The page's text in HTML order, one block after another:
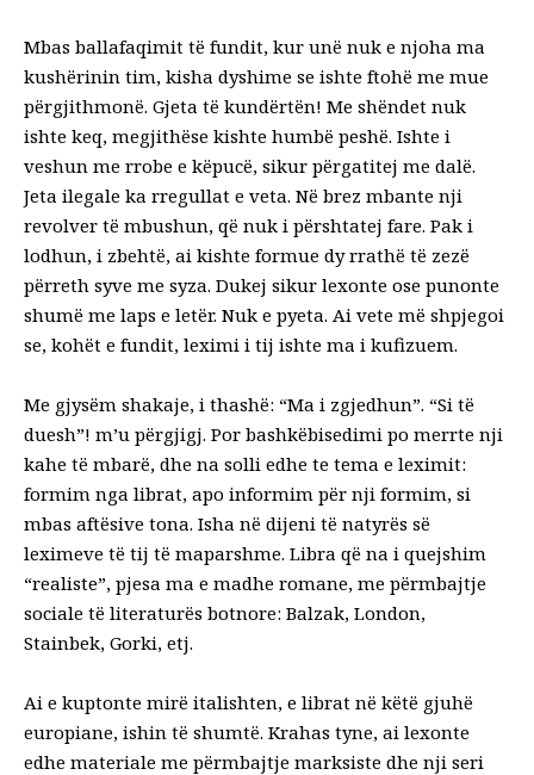
Mbas ballafaqimit të fundit, kur unë nuk e njoha ma
kushërinin tim, kisha dyshime se ishte ftohë me mue
përgjithmonë. Gjeta të kundërtën! Me shëndet nuk
ishte keq, megjithëse kishte humbë peshë. Ishte i
veshun me rrobe e këpucë, sikur përgatitej me dalë.
Jeta ilegale ka rregullat e veta. Në brez mbante nji
revolver të mbushun, që nuk i përshtatej fare. Pak i
lodhun, i zbehtë, ai kishte formue dy rrathë të zezë
përreth syve me syza. Dukej sikur lexonte ose punonte
shumë me laps e letër. Nuk e pyeta. Ai vete më shpjegoi
se, kohët e fundit, leximi i tij ishte ma i kufizuem.
Me gjysëm shakaje, i thashë: “Ma i zgjedhun”. “Si të
duesh”! m’u përgjigj. Por bashkëbisedimi po merrte nji
kahe të mbarë, dhe na solli edhe te tema e leximit:
formim nga librat, apo informim për nji formim, si
mbas aftësive tona. Isha në dijeni të natyrës së
leximeve të tij të maparshme. Libra që na i quejshim
“realiste”, pjesa ma e madhe romane, me përmbajtje
sociale të literaturës botnore: Balzak, London,
Stainbek, Gorki, etj.
Ai e kuptonte mirë italishten, e librat në këtë gjuhë
europiane, ishin të shumtë. Krahas tyne, ai lexonte
edhe materiale me përmbajtje marksiste dhe nji seri